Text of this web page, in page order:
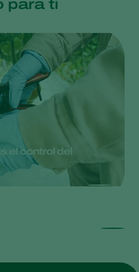
para ti
el control del